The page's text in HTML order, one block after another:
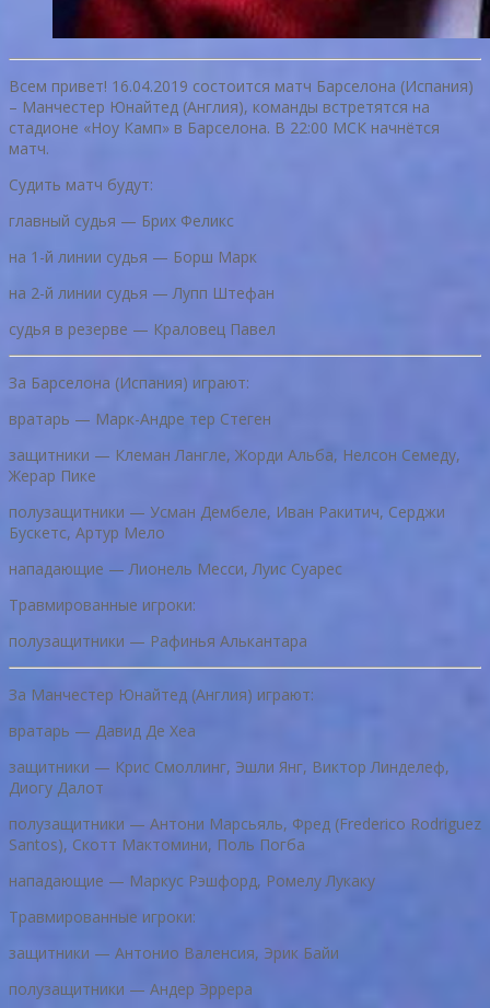
Всем привет! 16.04.2019 состоится матч Барселона (Испания)
– Манчестер Юнайтед (Англия), команды встретятся на
стадионе «Ноу Камп» в Барселона. В 22:00 МСК начнётся
матч.
Судить матч будут:
главный судья — Брих Феликс
на 1-й линии судья — Борш Марк
на 2-й линии судья — Лупп Штефан
судья в резерве — Краловец Павел
За Барселона (Испания) играют:
вратарь — Марк-Андре тер Стеген
защитники — Клеман Лангле, Жорди Альба, Нелсон Семеду,
Жерар Пике
полузащитники — Усман Дембеле, Иван Ракитич, Серджи
Бускетс, Артур Мело
нападающие — Лионель Месси, Луис Суарес
Травмированные игроки:
полузащитники — Рафинья Алькантара
За Манчестер Юнайтед (Англия) играют:
вратарь — Давид Де Хеа
защитники — Крис Смоллинг, Эшли Янг, Виктор Линделеф,
Диогу Далот
полузащитники — Антони Марсьяль, Фред (Frederico Rodriguez
Santos), Скотт Мактомини, Поль Погба
нападающие — Маркус Рэшфорд, Ромелу Лукаку
Травмированные игроки:
защитники — Антонио Валенсия, Эрик Байи
полузащитники — Андер Эррера